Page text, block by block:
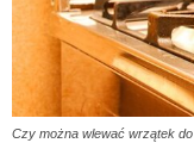
Czy można wlewać wrzątek